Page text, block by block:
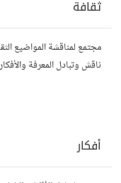
ثقافة
مجتمع لمناقشة المواضيع
ناقش وتبادل المعرفة
أفكار